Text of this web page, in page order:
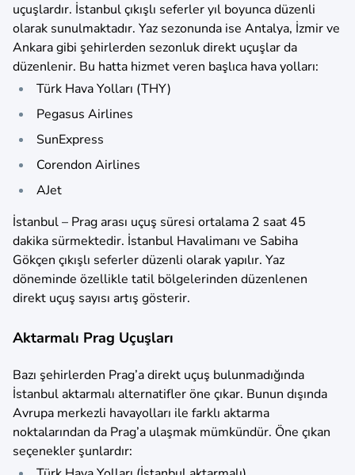
uçuşlardır. İstanbul çıkışlı seferler yıl boyunca düzenli
olarak sunulmaktadır. Yaz sezonunda ise Antalya, İzmir ve
Ankara gibi şehirlerden sezonluk direkt uçuşlar da
düzenlenir. Bu hatta hizmet veren başlıca hava yolları:
Türk Hava Yolları (THY)
Pegasus Airlines
SunExpress
Corendon Airlines
AJet
İstanbul – Prag arası uçuş süresi ortalama 2 saat 45
dakika sürmektedir. İstanbul Havalimanı ve Sabiha
Gökçen çıkışlı seferler düzenli olarak yapılır. Yaz
döneminde özellikle tatil bölgelerinden düzenlenen
direkt uçuş sayısı artış gösterir.
Aktarmalı Prag Uçuşları
Bazı şehirlerden Prag’a direkt uçuş bulunmadığında
İstanbul aktarmalı alternatifler öne çıkar. Bunun dışında
Avrupa merkezli havayolları ile farklı aktarma
noktalarından da Prag’a ulaşmak mümkündür. Öne çıkan
seçenekler şunlardır: